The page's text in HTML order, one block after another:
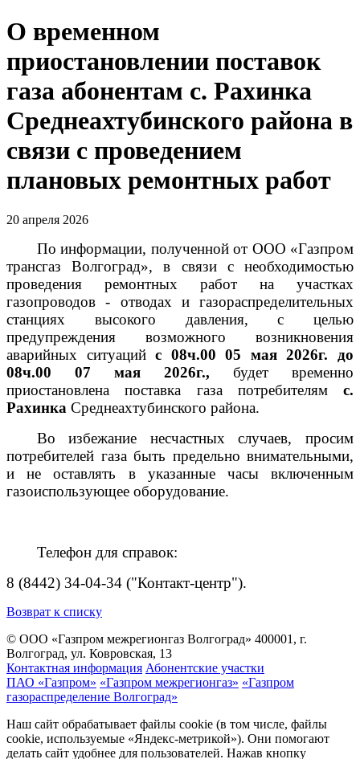
О временном
приостановлении поставок
газа абонентам с. Рахинка
Среднеахтубинского района в
связи с проведением
плановых ремонтных работ
20 апреля 2026
По информации, полученной от ООО «Газпром
трансгаз Волгоград», в связи с необходимостью
проведения ремонтных работ на участках
газопроводов - отводах и газораспределительных
станциях высокого давления, с целью
предупреждения возможного возникновения
аварийных ситуаций с 08ч.00 05 мая 2026г. до
08ч.00 07 мая 2026г., будет временно
приостановлена поставка газа потребителям с.
Рахинка Среднеахтубинского района.
Во избежание несчастных случаев, просим
потребителей газа быть предельно внимательными,
и не оставлять в указанные часы включенным
газоиспользующее оборудование.
Телефон для справок:
8 (8442) 34-04-34 ("Контакт-центр").
Возврат к списку
© ООО «Газпром межрегионгаз Волгоград» 400001, г.
Волгоград, ул. Ковровская, 13
Контактная информация Абонентские участки
ПАО «Газпром» «Газпром межрегионгаз» «Газпром
газораспределение Волгоград»
Наш сайт обрабатывает файлы cookie (в том числе, файлы
cookie, используемые «Яндекс-метрикой»). Они помогают
делать сайт удобнее для пользователей. Нажав кнопку